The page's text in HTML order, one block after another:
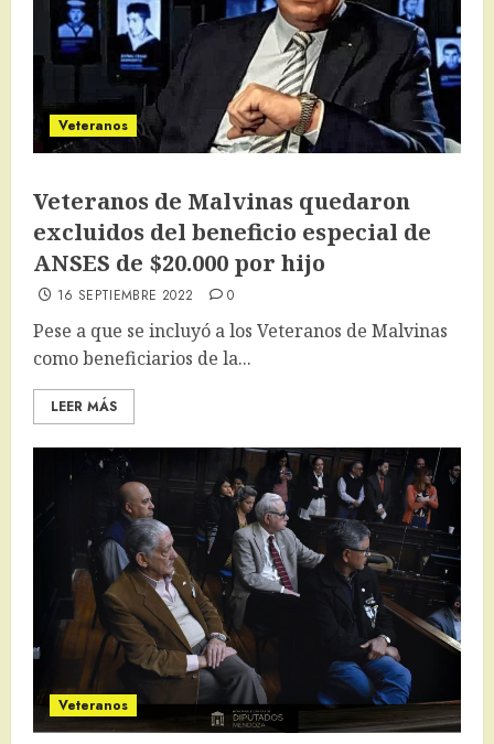
Veteranos
Veteranos de Malvinas quedaron
excluidos del beneficio especial de
ANSES de $20.000 por hijo
16 SEPTIEMBRE 2022 0
Pese a que se incluyó a los Veteranos de Malvinas
como beneficiarios de la...
LEER MÁS
Veteranos